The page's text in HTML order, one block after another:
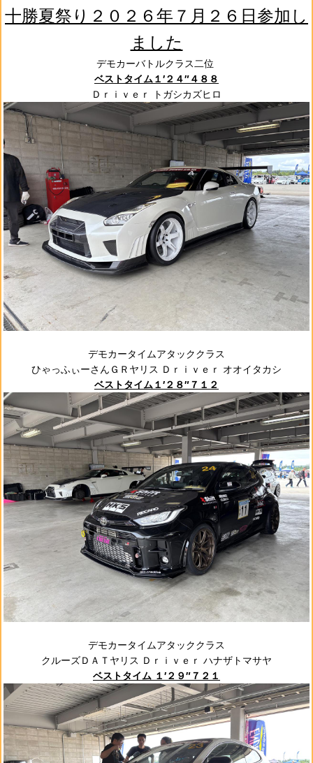
十勝夏祭り２０２６年７月２６日参加し
ました
デモカーバトルクラス二位
ベストタイム１′２４″４８８
Ｄｒｉｖｅｒ トガシカズヒロ
デモカータイムアタッククラス
ひゃっふぃーさんＧＲヤリス Ｄｒｉｖｅｒ オオイタカシ
ベストタイム１′２８″７１２
デモカータイムアタッククラス
クルーズＤＡＴヤリス Ｄｒｉｖｅｒ ハナザトマサヤ
ベストタイム １′２９″７２１